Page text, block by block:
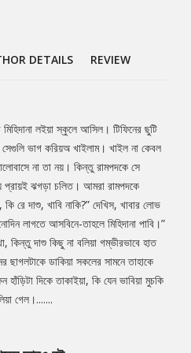
DETAILS REVIEW
লইয়া স্কুলে আসিল। টিফিনের ছুটি
ভাগ করিয়অ খাইলাম। খাইল না কেবল
না তা নয়। কিন্তু রামপদকে সে
প্রায়ই ঝগড়া চলিত। আমরা রামপদকে
রে দাশু, খাবি নাকি?” দেখিস, খাবার লোভ
লাগতে আসবিনে-তাহলে মিহিদানা পাবি।”
কিন্তু দাশু কিছু না বলিয়া গম্ভীরভাবে হাত
ছাগলটাকে ডাকিয়া সকলের সামনে তাহাকে
হাঁড়িটা দিকে তাকাইয়া, কি যেন ভাবিয়া মুচকি
গেল।.......